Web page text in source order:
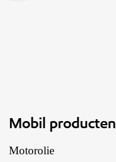
Mobil producten
Motorolie